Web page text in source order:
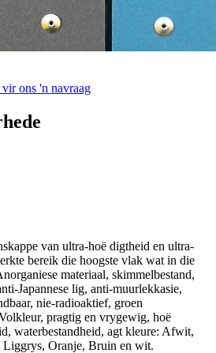
ons 'n navraag
van ultra-hoë digtheid en ultra-
bereik die hoogste vlak wat in die
materiaal, skimmelbestand,
Japannese lig, anti-muurlekkasie,
nie-radioaktief, groen
pragtig en vrygewig, hoë
waterbestandheid, agt kleure: Afwit,
Oranje, Bruin en wit.